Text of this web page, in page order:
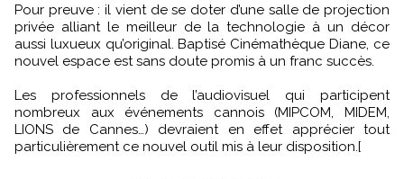
Pour preuve : il vient de se doter d’une salle de projection
privée alliant le meilleur de la technologie à un décor
aussi luxueux qu’original. Baptisé Cinémathèque Diane, ce
nouvel espace est sans doute promis à un franc succès.
Les professionnels de l’audiovisuel qui participent
nombreux aux événements cannois (MIPCOM, MIDEM,
LIONS de Cannes…) devraient en effet apprécier tout
particulièrement ce nouvel outil mis à leur disposition.[